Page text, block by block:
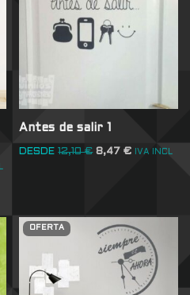
Antes de salir 1
DESDE 12,10€ 8,47€ IVA INCL
OFERTA